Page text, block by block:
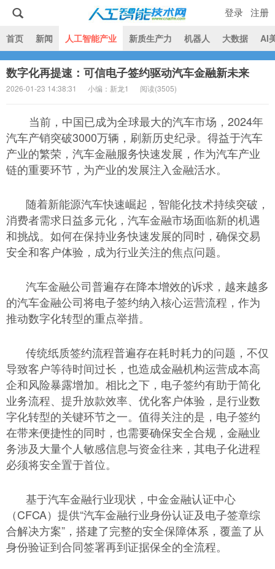
人工智能技术网
首页 新闻 人工智能产业 新质生产力 机器人 大数据 AI
登录 注册
数字化再提速：可信电子签约驱动汽车金融新未来
2026-01-23 14:38:31 小编：新龙1 阅读(3505)
当前，中国已成为全球最大的汽车市场，2024年
汽车产销突破3000万辆，刷新历史纪录。得益于汽车
产业的繁荣，汽车金融服务快速发展，作为汽车产业
链的重要环节，为产业的发展注入金融活水。
随着新能源汽车快速崛起，智能化技术持续突破，
消费者需求日益多元化，汽车金融市场面临新的机遇
和挑战。如何在保持业务快速发展的同时，确保交易
安全和客户体验，成为行业关注的焦点问题。
汽车金融公司普遍存在降本增效的诉求，越来越多
的汽车金融公司将电子签约纳入核心运营流程，作为
推动数字化转型的重点举措。
传统纸质签约流程普遍存在耗时耗力的问题，不仅
导致客户等待时间过长，也造成金融机构运营成本高
企和风险暴露增加。相比之下，电子签约有助于简化
业务流程、提升放款效率、优化客户体验，是行业数
字化转型的关键环节之一。值得关注的是，电子签约
在带来便捷性的同时，也需要确保安全合规，金融业
务涉及大量个人敏感信息与资金往来，其电子化进程
必须将安全置于首位。
基于汽车金融行业现状，中金金融认证中心
（CFCA）提供“汽车金融行业身份认证及电子签章综
合解决方案”，搭建了完整的安全保障体系，覆盖了从
身份验证到合同签署再到证据保全的全流程。